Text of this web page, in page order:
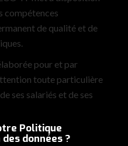
compétences
de qualité et de
pour et par
toute particulière
ses salariés et de ses
Politique
données ?